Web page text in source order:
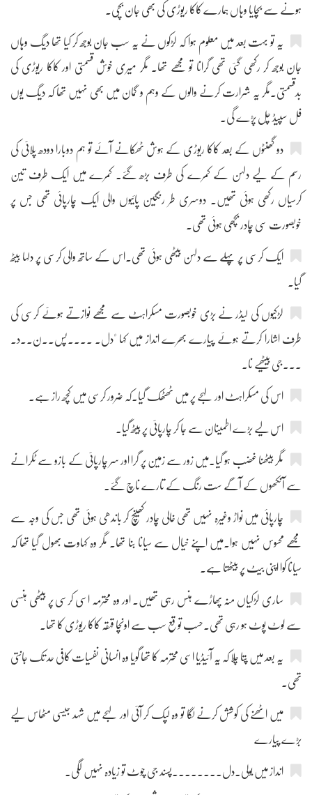
ہونے سے بچایا وہاں ہمارے کاکا ریوڑی کی بھی جان بچی۔
یہ تو بہت بعد میں معلوم ہوا کہ لڑکوں نے یہ سب جان بوجھ کر کیا تھا دیگ وہاں
جان بوجھ کر رکھی گئی تھی گرانا تو مجھے تھا۔ مگر میری خوش قسمتی اور کاکا ریوڑی کی
بدقسمتی۔مگر یہ شرارت کرنے والوں کے وہم و گمان میں بھی نہیں تھا کہ دیگ یوں
فل سپیڈ چل پڑے گی۔
دو گھنٹوں کے بعد کاکا ریوڑی کے ہوش ٹھکانے آئے تو ہم دوبارا دودھ پلائی کی
رسم کے لیے دلہن کے کمرے کی طرف بڑھ گئے۔ کمرے میں ایک طرف تین
کرسیاں رکھی ہوئی تھیں۔ دوسری طر رنگین پائیوں والی ایک چارپائی تھی جس پر
خوبصورت سی چادر بچھی ہوئی تھی۔
ایک کرسی پر پہلے سے دلہن بیٹھی ہوئی تھی۔اس کے ساتھ والی کرسی پر دلہا بیٹھ
گیا۔
لڑکیوں کی لیڈر نے بڑی خوبصورت مسکراہٹ سے مجھے نوازتے ہوئے کرسی کی
طرف اشارا کرتے ہوئے پیارے بھرے انداز میں کہا "دل۔ ۔۔۔۔پس۔۔ن۔۔د۔
۔۔۔جی بیٹھیے نا۔
اس کی مسکراہٹ اور لہجے پر میں ٹھٹھک گیا۔کہ ضرور کرسی میں کچھ راز ہے۔
اس لیے بڑے اطمینان سے جا کر چارپائی پر بیٹھ گیا۔
مگر بیٹھنا غضب ہو گیا۔میں زور سے زمین پر گرا اور سر چارپائی کے بازو سے ٹکرانے
سے آنکھوں کے آگے ست رنگ کے تارے ناچ گئے۔
چارپائی میں نواڑ وغیرہ نہیں تھی خالی چادر کھینچ کر باندھی ہوئی تھی جس کی وجہ سے
مجھے محسوس نہیں ہوا۔میں اپنے خیال سے سیانا بنا تھا۔ مگر وہ کہاوت بھول گیا تھا کہ
سیانا کوا اپنی بیٹ پر بیٹھتا ہے۔
ساری لڑکیاں منہ پھاڑے ہنس رہی تھیں۔ اور وہ محترمہ اسی کرسی پر بیٹھی ہنسی
سے لوٹ پوٹ ہو رہی تھی۔حسب توقع سب سے اونچا قہقہ کاکا ریوڑی کا تھا۔
یہ بعد میں پتا چلا کہ یہ آئیڈیا اسی محترمہ کا تھا گویا وہ انسانی نفسیات کافی حد تک جانتی
تھی۔
میں اٹھنے کی کوشش کرنے لگا تو وہ لپک کر آئی اور لہجے میں شہد جیسی مٹھاس لیے
بڑے پیارے
انداز میں بولی۔دل۔۔۔۔۔۔۔۔پسند جی چوٹ تو زیادہ نہیں لگی۔